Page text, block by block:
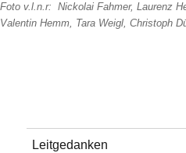
Foto v.l.n.r: Nickolai Fahmer, Laurenz
Valentin Hemm, Tara Weigl, Christoph
Leitgedanken